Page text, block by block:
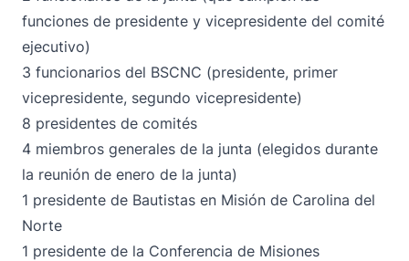
funciones de presidente y vicepresidente del comité
ejecutivo)
3 funcionarios del BSCNC (presidente, primer
vicepresidente, segundo vicepresidente)
8 presidentes de comités
4 miembros generales de la junta (elegidos durante
la reunión de enero de la junta)
1 presidente de Bautistas en Misión de Carolina del
Norte
1 presidente de la Conferencia de Misiones